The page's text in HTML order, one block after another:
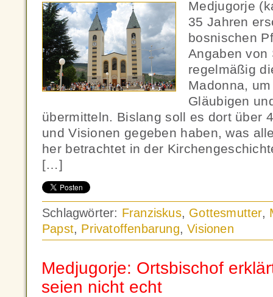
Medjugorje
35 Jahren
bosnischen
Angaben von
regelmäßig
Madonna,
Gläubigen
übermitteln. Bislang soll es dort über
und Visionen gegeben haben, was
her betrachtet in der
[…]
Schlagwörter: Franziskus, Gottesmutter,
Papst, Privatoffenbarung,Visionen
Medjugorje: Ortsbischof
seien nicht echt